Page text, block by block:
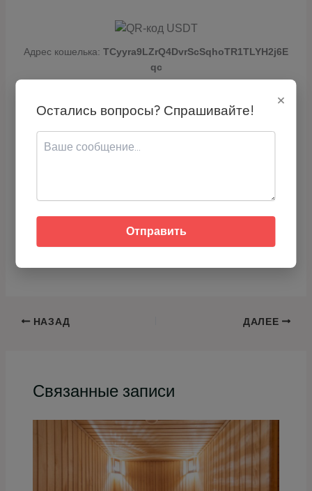
Адрес кошелька: TCyyra9LZrQ4DvrScSqhoTR1TLYH2j6E
qc
Скопируйте адрес или используйте QR-код для перевода USDT.
Про Бани, Печи, Сауны:
Как заходить в сауну?
Когда нельзя заходить в баню?
Как часто можно ходить в финскую
НАЗАД ДАЛЕЕ
Связанные записи
×
Остались вопросы? Спрашивайте!
Отправить